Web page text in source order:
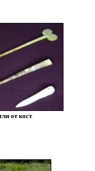
от кост